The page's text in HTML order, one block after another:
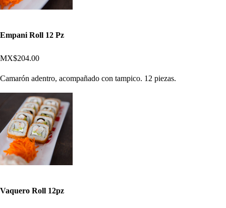
Empani Roll 12 Pz
MX$204.00
Camarón adentro, acompañado con tampico. 12 piezas.
Vaquero Roll 12pz